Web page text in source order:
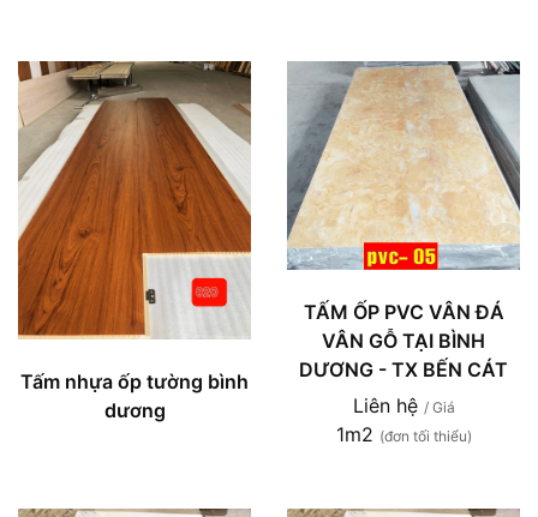
Tấm nhựa ốp tường bình
dương
TẤM ỐP PVC VÂN ĐÁ
VÂN GỖ TẠI BÌNH
DƯƠNG - TX BẾN CÁT
Liên hệ / Giá
1m2 (đơn tối thiểu)